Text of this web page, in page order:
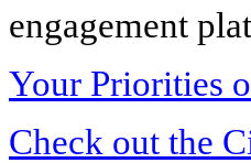
engagement
Your Priorities
Check out the